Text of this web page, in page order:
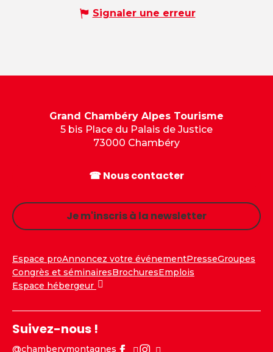
Signaler une erreur
Grand Chambéry Alpes Tourisme
5 bis Place du Palais de Justice
73000 Chambéry
☎ Nous contacter
Je m'inscris à la newsletter
Espace proAnnoncez votre événementPresseGroupes
Congrès et séminairesBrochuresEmplois
Espace hébergeur
Suivez-nous !
@chamberymontagnes